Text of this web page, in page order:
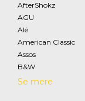
AfterShokz
AGU
Alé
American Classic
Assos
B&W
Se mere